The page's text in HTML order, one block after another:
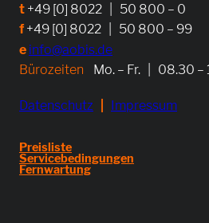
t +49 [0] 8022 | 50 800 – 0
f +49 [0] 8022 | 50 800 – 99
e info@aobis.de
Bürozeiten
Mo. – Fr. | 08.30 –
Datenschutz Impressum
Preisliste
Servicebedingungen
Fernwartung